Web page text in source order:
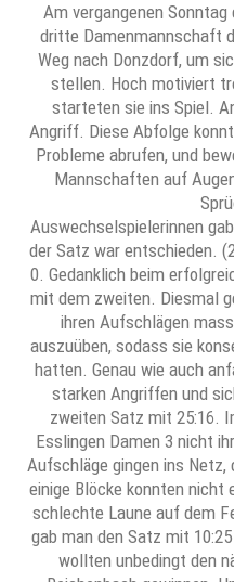
Am vergangenen
dritte Damenmannschaft
Weg nach Donzdorf, um
stellen. Hoch motiviert
starteten sie ins Spiel.
Angriff. Diese Abfolge
Probleme abrufen, und
Mannschaften auf
Auswechselspielerinnen
der Satz war entschieden.
0. Gedanklich beim
mit dem zweiten. Diesmal
ihren Aufschlägen
auszuüben, sodass sie
hatten. Genau wie auch
starken Angriffen und
zweiten Satz mit 25:16.
Esslingen Damen 3 nicht
Aufschläge gingen ins Netz,
einige Blöcke konnten
schlechte Laune auf dem
gab man den Satz mit
wollten unbedingt den